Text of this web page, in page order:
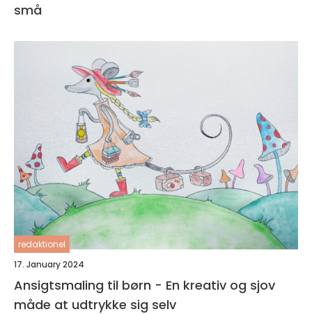
små
redaktionel
17. January 2024
Ansigtsmaling til børn - En kreativ og sjov
måde at udtrykke sig selv